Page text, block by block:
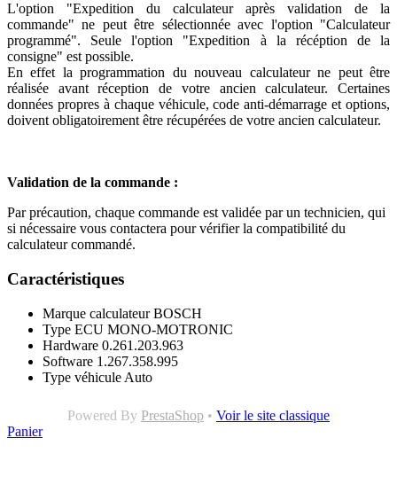
L'option "Expedition du calculateur après validation de la
commande" ne peut être sélectionnée avec l'option "Calculateur
programmé". Seule l'option "Expedition à la récéption de la
consigne" est possible.
En effet la programmation du nouveau calculateur ne peut être
réalisée avant réception de votre ancien calculateur. Certaines
données propres à chaque véhicule, code anti-démarrage et options,
doivent obligatoirement être récupérées de votre ancien calculateur.
Validation de la commande :
Par précaution, chaque commande est validée par un technicien, qui
si nécessaire vous contactera pour vérifier la compatibilité du
calculateur commandé.
Caractéristiques
Marque calculateur BOSCH
Type ECU MONO-MOTRONIC
Hardware 0.261.203.963
Software 1.267.358.995
Type véhicule Auto
Powered By PrestaShop • Voir le site classique
Panier